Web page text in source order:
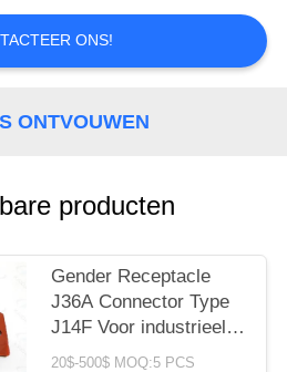
ONS!
ONTVOUWEN
producten
Gender Receptacle
J36A Connector Type
J14F Voor industrieel
en commercieel
20$-500$ MOQ:5 PCS